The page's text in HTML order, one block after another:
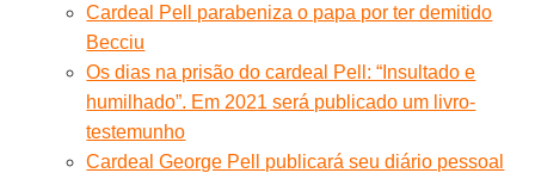
Cardeal Pell parabeniza o papa por ter demitido
Becciu
Os dias na prisão do cardeal Pell: “Insultado e
humilhado”. Em 2021 será publicado um livro-
testemunho
Cardeal George Pell publicará seu diário pessoal